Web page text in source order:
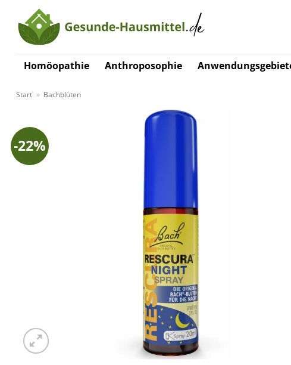
Inhalt
springen
Homöopathie Anthroposophie
Start » Bachblüten
-22%